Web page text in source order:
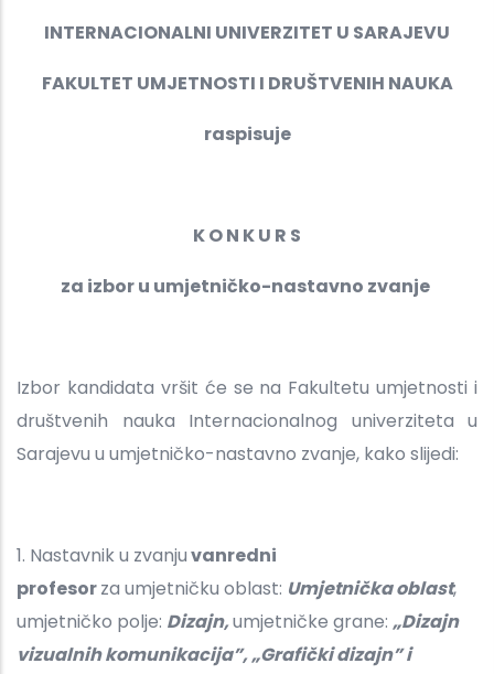
INTERNACIONALNI UNIVERZITET U SARAJEVU
FAKULTET UMJETNOSTI I DRUŠTVENIH NAUKA
raspisuje
K O N K U R S
za izbor u umjetničko-nastavno zvanje
Izbor kandidata vršit će se na Fakultetu umjetnosti i
društvenih nauka Internacionalnog univerziteta u
Sarajevu u umjetničko-nastavno zvanje, kako slijedi:
1. Nastavnik u zvanjuvanredni
profesorza umjetničku oblast: Umjetnička oblast,
umjetničko polje: Dizajn,umjetničke grane: „Dizajn
vizualnih komunikacija”, „Grafički dizajn” i